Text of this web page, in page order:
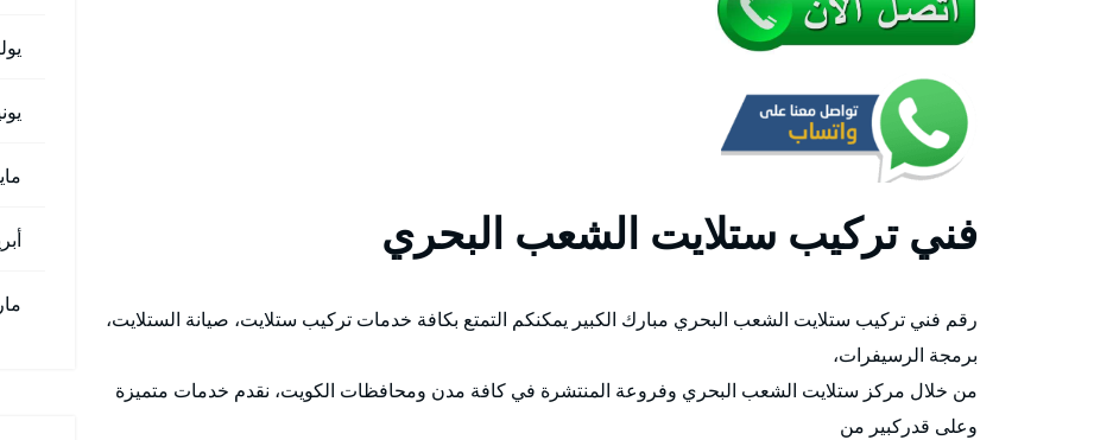
فني تركيب ستلايت الشعب البحري
رقم فني تركيب ستلايت الشعب البحري مبارك الكبير يمكنكم التمتع بكافة خدمات تركيب ستلايت، صيانة الستلايت،
برمجة الرسيفرات،
من خلال مركز ستلايت الشعب البحري وفروعة المنتشرة في كافة مدن ومحافظات الكويت، نقدم خدمات متميزة
وعلى قدركبير من
مايو